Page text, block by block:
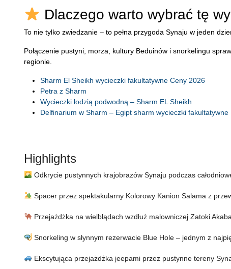
Dlaczego warto wybrać tę
To nie tylko zwiedzanie – to pełna przygoda Synaju w jeden
Połączenie pustyni, morza, kultury Beduinów i snorkelingu
regionie.
Sharm El Sheikh wycieczki fakultatywne Ceny 2026
Petra z Sharm
Wycieczki łodzią podwodną – Sharm EL Sheikh
Delfinarium w Sharm – Egipt sharm wycieczki fakultatywne
Highlights
Odkrycie pustynnych krajobrazów Synaju podczas
Spacer przez spektakularny Kolorowy Kanion Salama z
Przejażdżka na wielbłądach wzdłuż malowniczej Zatoki Akaba
Snorkeling w słynnym rezerwacie Blue Hole – jednym z
Ekscytująca przejażdżka jeepami przez pustynne tereny